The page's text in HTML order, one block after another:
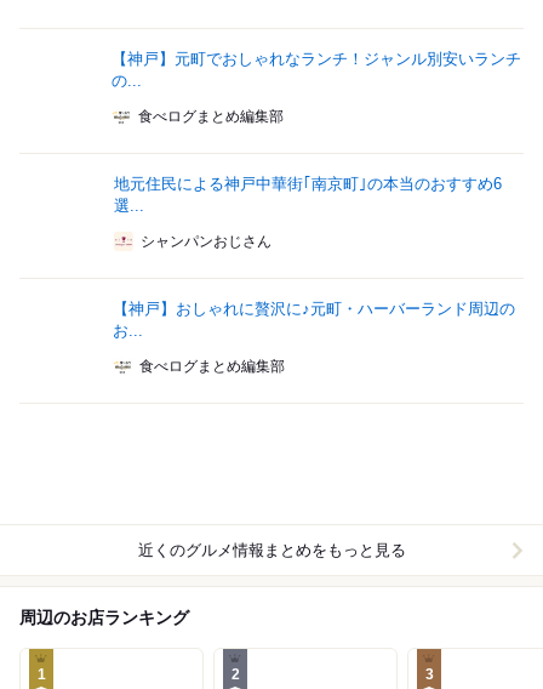
【神戸】元町でおしゃれなランチ！ジャンル別安いランチ
の...
食べログまとめ編集部
地元住民による神戸中華街｢南京町｣の本当のおすすめ6
選...
シャンパンおじさん
【神戸】おしゃれに贅沢に♪元町・ハーバーランド周辺の
お...
食べログまとめ編集部
近くのグルメ情報まとめをもっと見る
周辺のお店ランキング
1 2 3